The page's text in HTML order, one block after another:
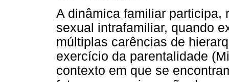
A dinâmica familiar participa,
sexual intrafamiliar, quando
múltiplas carências de
exercício da parentalidade
contexto em que se